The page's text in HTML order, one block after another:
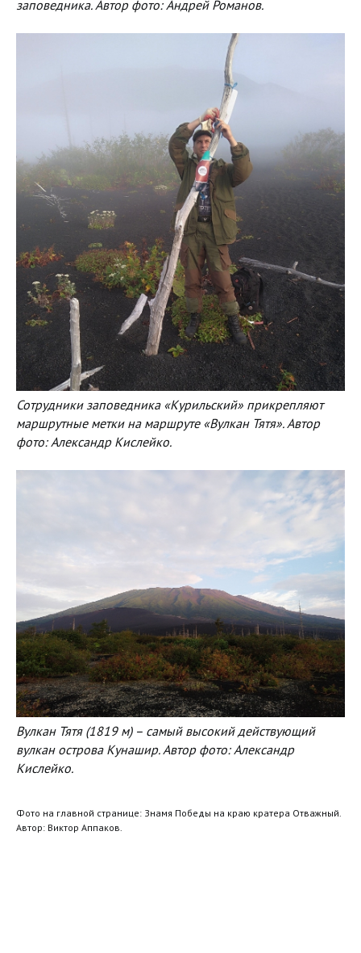
заповедника. Автор фото: Андрей Романов.
Сотрудники заповедника «Курильский» прикрепляют
маршрутные метки на маршруте «Вулкан Тятя». Автор
фото: Александр Кислейко.
Вулкан Тятя (1819 м) – самый высокий действующий
вулкан острова Кунашир. Автор фото: Александр
Кислейко.
Фото на главной странице: Знамя Победы на краю кратера Отважный.
Автор: Виктор Аппаков.